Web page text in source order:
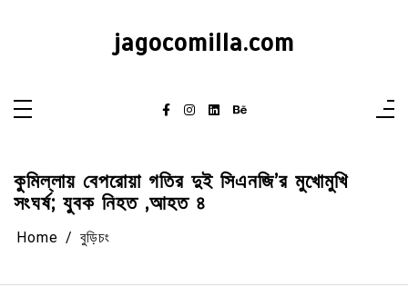
jagocomilla.com
কুমিল্লায় বেপরোয়া গতির দুই সিএনজি’র মুখোমুখি
সংঘর্ষ; যুবক নিহত ,আহত ৪
Home বুড়িচং